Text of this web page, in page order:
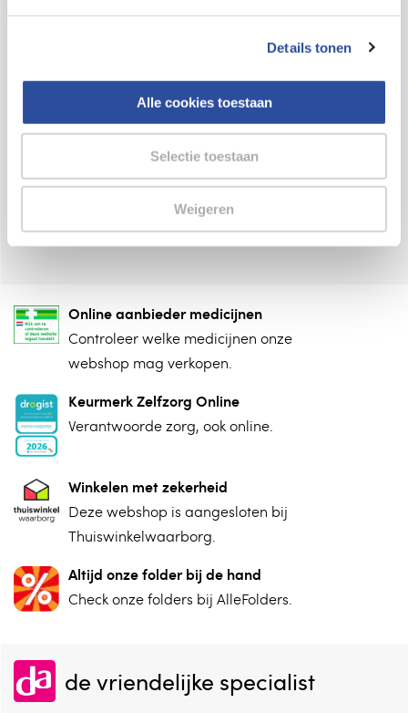
Details tonen
Alle cookies toestaan
Selectie toestaan
Weigeren
8.6 uit4.106 reviews
Klantenservice
Assortiment
VolgDAop:
Online aanbieder medicijnen
⁠Controleer welke medicijnen onze
webshop mag verkopen.
Keurmerk Zelfzorg Online
⁠Verantwoorde zorg, ⁠ook online.
Winkelen met zekerheid
⁠Deze webshop is aangesloten ⁠bij
Thuiswinkelwaarborg.
Altijd onze folder bij de hand
Check onze folders ⁠bij AlleFolders.
de vriendelijke specialist